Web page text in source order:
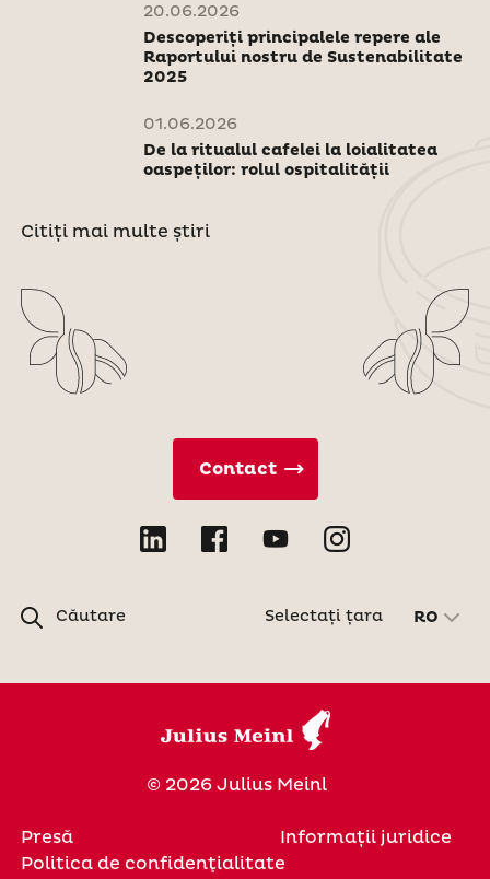
20.06.2026
Descoperiți principalele repere ale
Raportului nostru de Sustenabilitate
2025
01.06.2026
De la ritualul cafelei la loialitatea
oaspeților: rolul ospitalității
Citiți mai multe știri
Căutare
Contact
Selectați țara RO
© 2026 Julius Meinl
Presă
Informații juridice
Politica de confidenţialitate